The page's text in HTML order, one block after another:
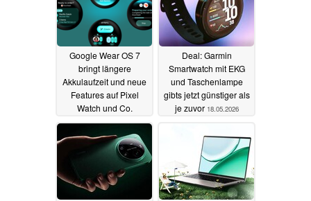
Google Wear OS 7
bringt längere
Akkulaufzeit und neue
Features auf Pixel
Watch und Co.
19.05.2026
Deal: Garmin
Smartwatch mit EKG
und Taschenlampe
gibts jetzt günstiger als
je zuvor 18.05.2026